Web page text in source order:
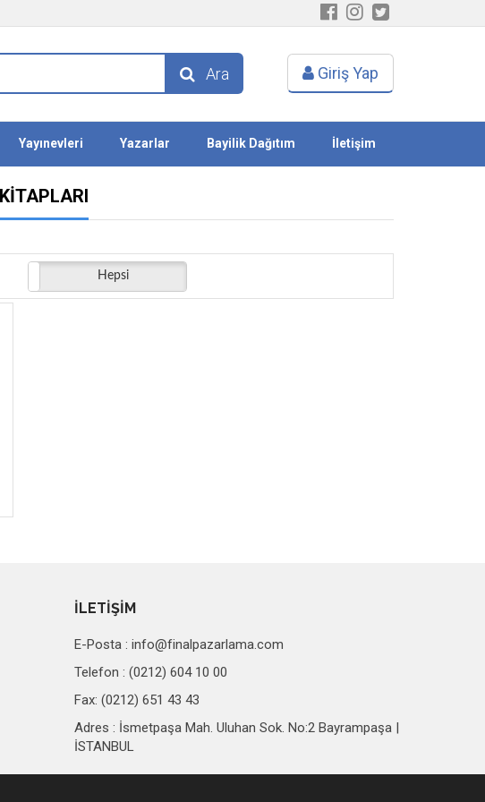
Ara Giriş Yap
Yayınevleri Yazarlar Bayilik Dağıtım İletişim
Hepsi
İLETİŞİM
E-Posta :info@finalpazarlama.com
Telefon : (0212) 604 10 00
Fax: (0212) 651 43 43
Adres : İsmetpaşa Mah. Uluhan Sok. No:2 Bayrampaşa |
İSTANBUL